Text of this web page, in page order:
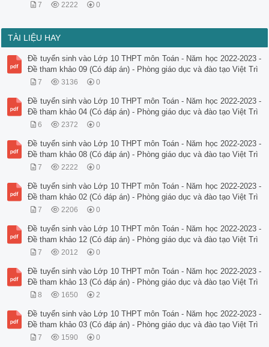
7 2222 0
TÀI LIỆU HAY
Đề tuyển sinh vào Lớp 10 THPT môn Toán - Năm học 2022-2023 -
Đề tham khảo 09 (Có đáp án) - Phòng giáo dục và đào tạo Việt Trì
7 3136 0
Đề tuyển sinh vào Lớp 10 THPT môn Toán - Năm học 2022-2023 -
Đề tham khảo 04 (Có đáp án) - Phòng giáo dục và đào tạo Việt Trì
6 2372 0
Đề tuyển sinh vào Lớp 10 THPT môn Toán - Năm học 2022-2023 -
Đề tham khảo 08 (Có đáp án) - Phòng giáo dục và đào tạo Việt Trì
7 2222 0
Đề tuyển sinh vào Lớp 10 THPT môn Toán - Năm học 2022-2023 -
Đề tham khảo 02 (Có đáp án) - Phòng giáo dục và đào tạo Việt Trì
7 2206 0
Đề tuyển sinh vào Lớp 10 THPT môn Toán - Năm học 2022-2023 -
Đề tham khảo 12 (Có đáp án) - Phòng giáo dục và đào tạo Việt Trì
7 2012 0
Đề tuyển sinh vào Lớp 10 THPT môn Toán - Năm học 2022-2023 -
Đề tham khảo 13 (Có đáp án) - Phòng giáo dục và đào tạo Việt Trì
8 1650 2
Đề tuyển sinh vào Lớp 10 THPT môn Toán - Năm học 2022-2023 -
Đề tham khảo 03 (Có đáp án) - Phòng giáo dục và đào tạo Việt Trì
7 1590 0